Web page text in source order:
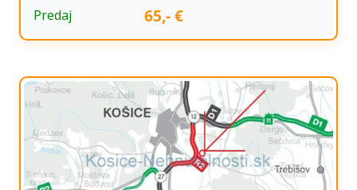
Predaj 65,- €